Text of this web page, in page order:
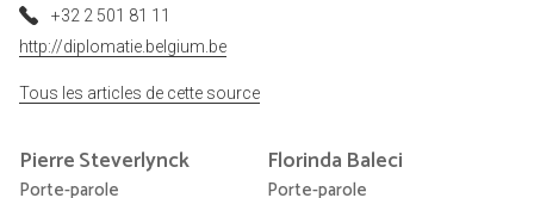
+32 2 501 81 11
http://diplomatie.belgium.be
Tous les articles de cette source
PierreSteverlynck
Porte-parole
Florinda Baleci
Porte-parole